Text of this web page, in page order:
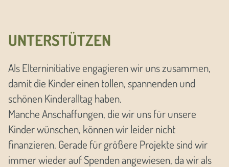
UNTERSTÜTZEN
Als Elterninitiative engagieren wir uns zusammen,
damit die Kinder einen tollen, spannenden und
schönen Kinderalltag haben.
Manche Anschaffungen, die wir uns für unsere
Kinder wünschen, können wir leider nicht
finanzieren. Gerade für größere Projekte sind wir
immer wieder auf Spenden angewiesen, da wir als